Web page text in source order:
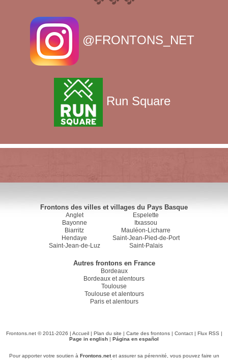
@FRONTONS_NET
Run Square
Frontons des villes et villages du Pays Basque
Anglet
Bayonne
Biarritz
Hendaye
Saint-Jean-de-Luz
Espelette
Itxassou
Mauléon-Licharre
Saint-Jean-Pied-de-Port
Saint-Palais
Autres frontons en France
Bordeaux
Bordeaux et alentours
Toulouse
Toulouse et alentours
Paris et alentours
Frontons.net © 2011-2026 | Accueil| Plan du site | Carte des frontons| Contact| Flux RSS |
Page in english | Página en español
Pour apporter votre soutien à Frontons.netet assurer sa pérennité, vous pouvez faire un